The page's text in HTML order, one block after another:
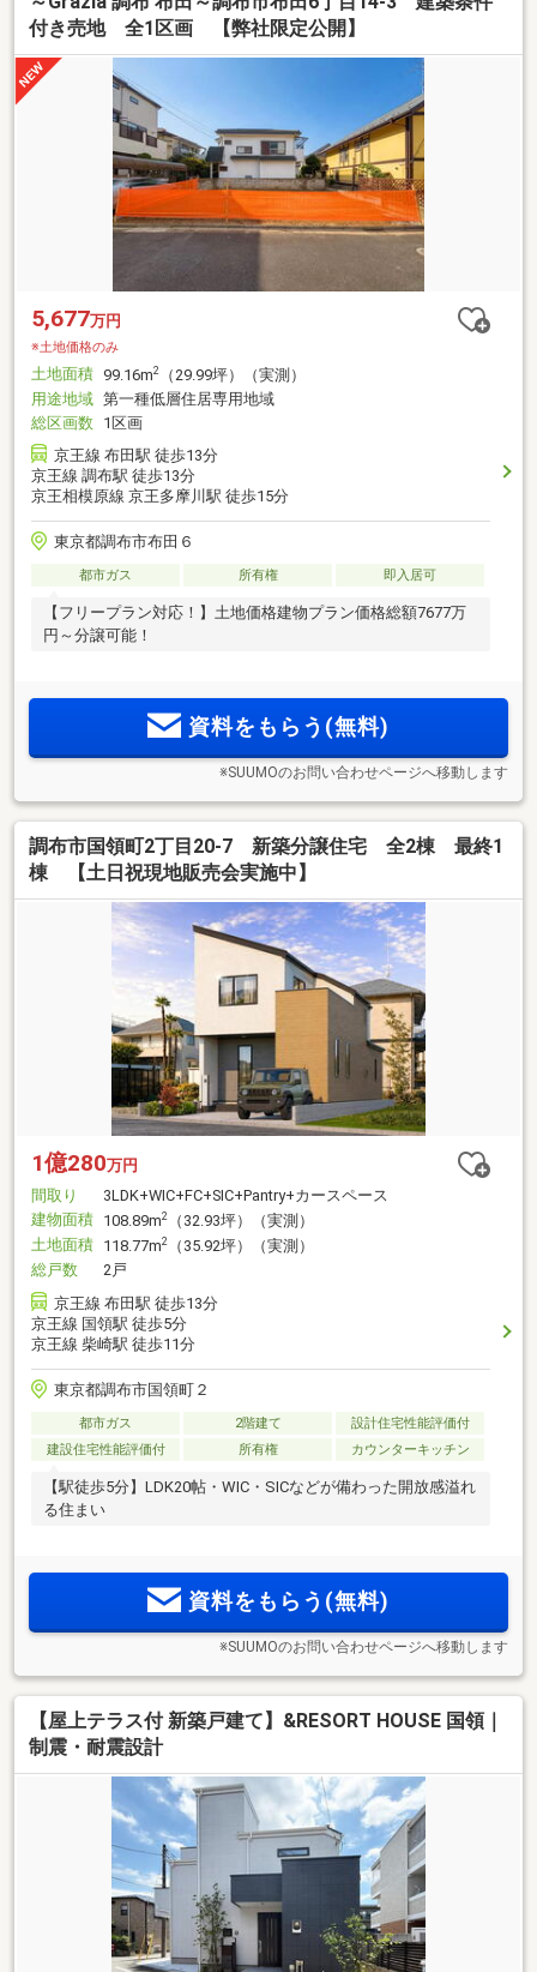
付き売地 全1区画 【弊社限定公開】
5,677万円
※土地価格のみ
土地面積 99.16m2
（29.99坪）（実測）
用途地域 第一種低層住居専用地域
総区画数 1区画
京王線 布田駅 徒歩13分
京王線 調布駅 徒歩13分
京王相模原線 京王多摩川駅 徒歩15分
東京都調布市布田６
都市ガス 所有権 即入居可
【フリープラン対応！】土地価格建物プラン価格総額7677万
円～分譲可能！
資料をもらう(無料)
※SUUMOのお問い合わせページへ移動します
調布市国領町2丁目20-7 新築分譲住宅 全2棟 最終1
棟 【土日祝現地販売会実施中】
1億280万円
間取り
3LDK+WIC+FC+SIC+Pantry+カースペース
建物面積 108.89m2
（32.93坪）（実測）
土地面積 118.77m2
（35.92坪）（実測）
総戸数
2戸
京王線 布田駅 徒歩13分
京王線 国領駅 徒歩5分
京王線 柴崎駅 徒歩11分
東京都調布市国領町２
都市ガス 2階建て
設計住宅性能評価付
建設住宅性能評価付
所有権 カウンターキッチン
【駅徒歩5分】LDK20帖・WIC・SICなどが備わった開放感溢れ
る住まい
資料をもらう(無料)
※SUUMOのお問い合わせページへ移動します
【屋上テラス付 新築戸建て】&RESORT HOUSE 国領｜
制震・耐震設計